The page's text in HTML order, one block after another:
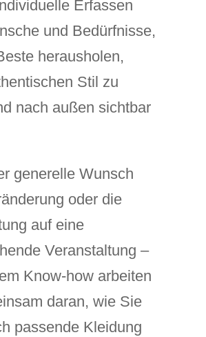
Erfassen
und Bedürfnisse,
herausholen,
Stil zu
nach außen sichtbar
generelle Wunsch
oder die
auf eine
Veranstaltung –
Know-how arbeiten
daran, wie Sie
passende Kleidung